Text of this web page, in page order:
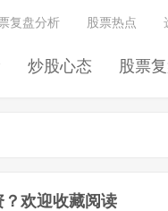
炒股心态 股票
复盘分析 股票热点
欢迎收藏阅读